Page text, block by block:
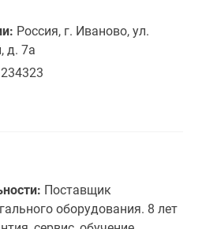
Россия, г. Иваново, ул.
д. 7а
Поставщик
оборудования. 8 лет